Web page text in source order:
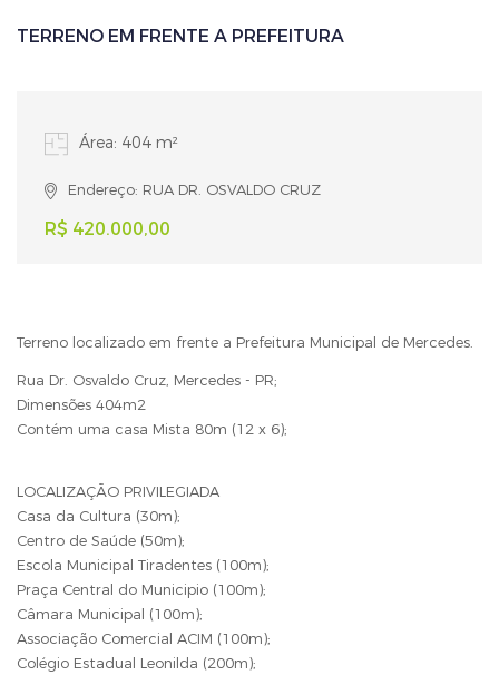
TERRENO EM FRENTE A PREFEITURA
Área: 404 m²
Endereço: RUA DR. OSVALDO CRUZ
R$ 420.000,00
Terreno localizado em frente a Prefeitura Municipal de Mercedes.
Rua Dr. Osvaldo Cruz, Mercedes - PR;
Dimensões 404m2
Contém uma casa Mista 80m (12 x 6);
LOCALIZAÇÃO PRIVILEGIADA
Casa da Cultura (30m);
Centro de Saúde (50m);
Escola Municipal Tiradentes (100m);
Praça Central do Municipio (100m);
Câmara Municipal (100m);
Associação Comercial ACIM (100m);
Colégio Estadual Leonilda (200m);